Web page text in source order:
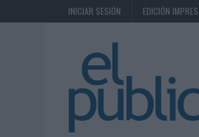
INICIAR SESIÓN EDICIÓN